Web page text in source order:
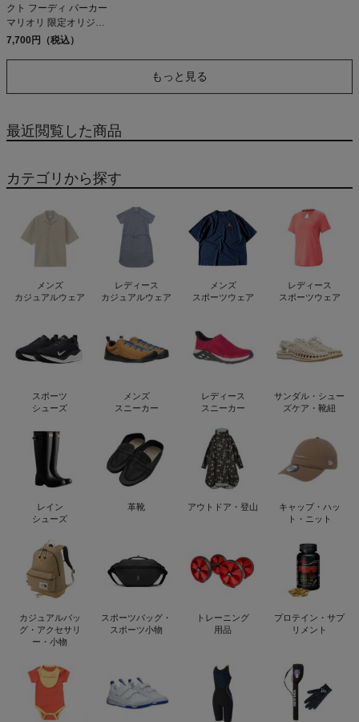
クト フーディ パーカー
マリオリ 限定オリジナ
ルフーディ 野球 サッカ
保温 防寒 ip select
7,700円（税込）
もっと見る
最近閲覧した商品
カテゴリから探す
メンズ
カジュアルウェア
レディース
カジュアルウェア
メンズ
スポーツウェア
レディース
スポーツウェア
スポーツ
シューズ
メンズ
スニーカー
レディース
スニーカー
サンダル・シュー
ズケア・靴紐
レイン
シューズ
革靴 アウトドア・登山
キャップ・ハッ
ト・ニット
カジュアルバッ
グ・アクセサリ
ー・小物
スポーツバッグ・
スポーツ小物
トレーニング
用品
プロテイン・サプ
リメント